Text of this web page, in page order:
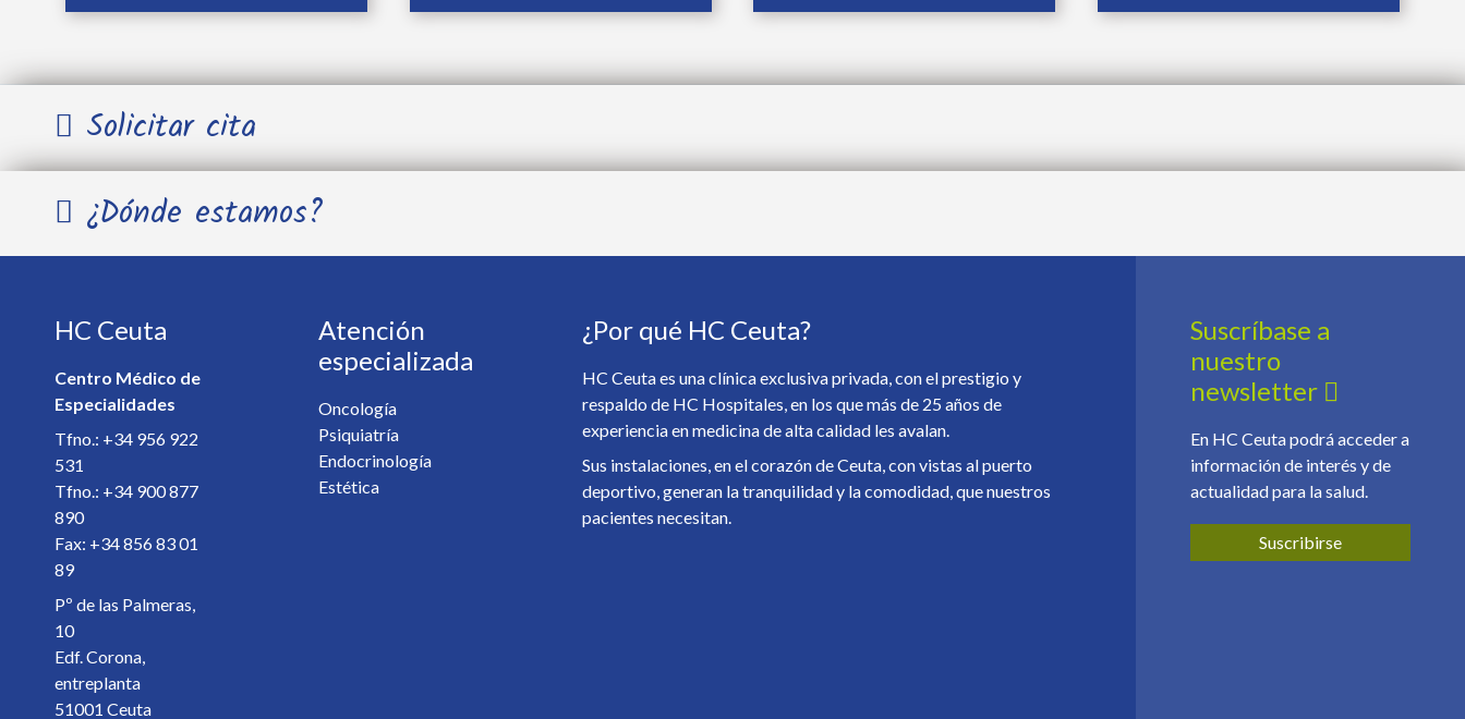
Solicitar cita
Teléfono *
E-mail *
Especialista *
¿Dónde estamos?
HC Ceuta
Centro Médico de
Especialidades
Tfno.: +34 956 922
531
Tfno.: +34 900 877
890
Fax: +34 856 83 01
89
Pº de las Palmeras,
10
Edf. Corona,
entreplanta
51001 Ceuta
Atención
especializada
Oncología
Psiquiatría
Endocrinología
Estética
¿Por qué HC Ceuta?
HC Ceuta es una clínica exclusiva privada, con el prestigio y
respaldo de HC Hospitales, en los que más de 25 años de
experiencia en medicina de alta calidad les avalan.
Sus instalaciones, en el corazón de Ceuta, con vistas al puerto
deportivo, generan la tranquilidad y la comodidad, que nuestros
pacientes necesitan.
Suscríbase a
nuestro
newsletter
En HC Ceuta podrá acceder a
información de interés y de
actualidad para la salud.
Suscribirse